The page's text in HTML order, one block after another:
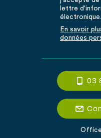
lettre
électronique.
En savoir
données
03